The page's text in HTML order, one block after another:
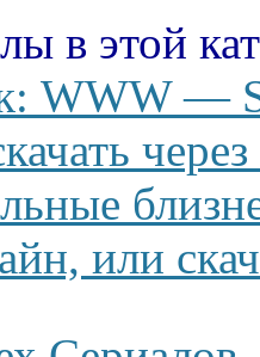
в этой
WWW —
или